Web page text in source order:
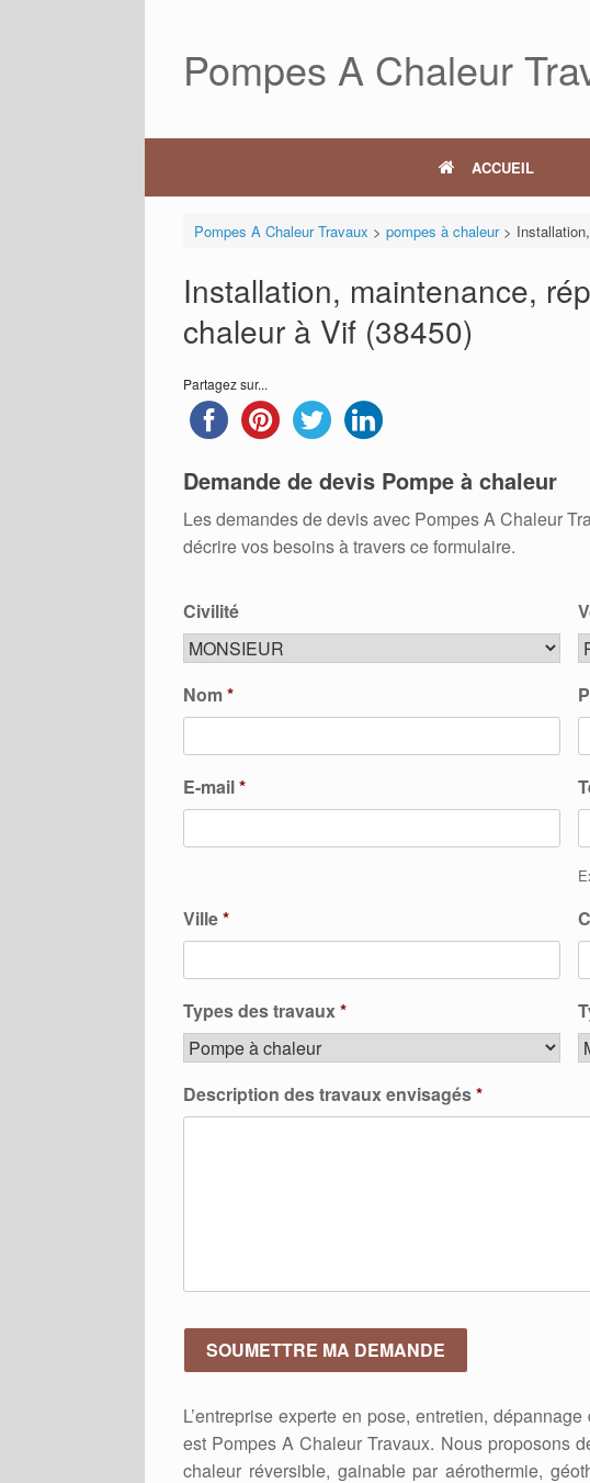
contentPompes A Chaleur
ACCUEIL
Pompes A Chaleur Travaux > pompes à chaleur>
Installation, maintenance,
chaleur à Vif (38450)
Partagez sur...
Demande de devis Pompe à chaleur
Les demandes de devis avec Pompes A Chaleur
décrire vos besoins à travers ce formulaire.
Civilité
Nom*
E-mail*
Ville*
Types des travaux*
Description des travaux envisagés*
L’entreprise experte en pose, entretien, dépannage
est Pompes A Chaleur Travaux. Nous proposons
chaleur réversible, gainable par aérothermie,